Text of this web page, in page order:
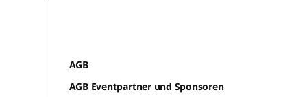
AGB
AGB Eventpartner und Sponsoren